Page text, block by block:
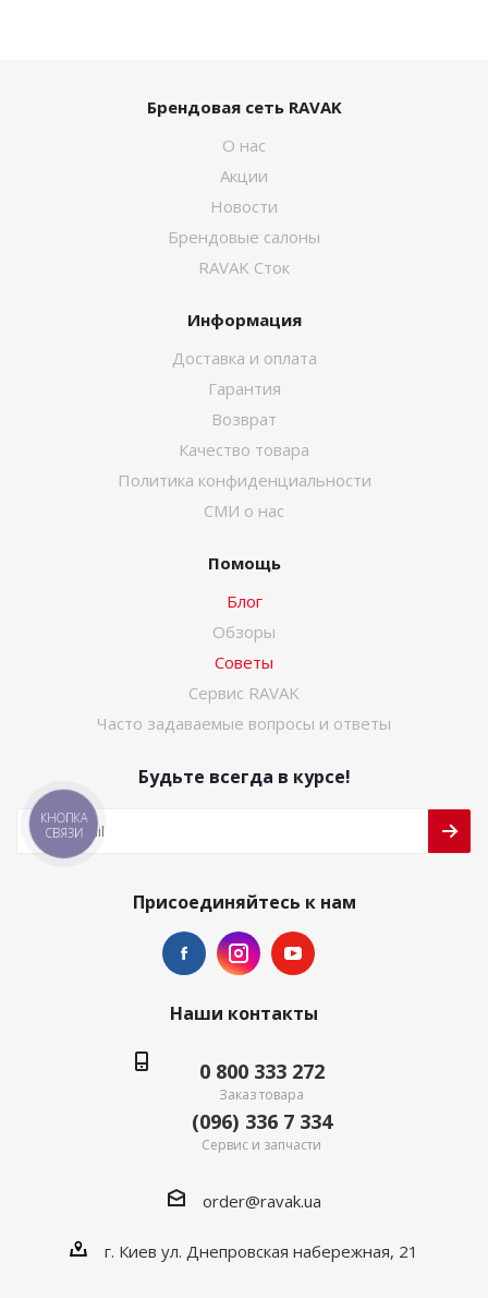
Брендовая сеть RAVAK
О нас
Акции
Новости
Брендовые салоны
RAVAK Сток
Информация
Доставка и оплата
Гарантия
Возврат
Качество товара
Политика конфиденциальности
СМИ о нас
Помощь
Блог
Обзоры
Советы
Сервис RAVAK
Часто задаваемые вопросы и ответы
Будьте всегда в курсе!
Присоединяйтесь к нам
Наши контакты
0 800 333 272
Заказ товара
(096) 336 7 334
Сервис и запчасти
order@ravak.ua
г. Киев ул. Днепровская набережная, 21
КНОПКА
СВЯЗИ